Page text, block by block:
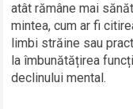
atât rămâne mai
mintea, cum ar fi
limbi străine sau
la îmbunătățirea
declinului mental.